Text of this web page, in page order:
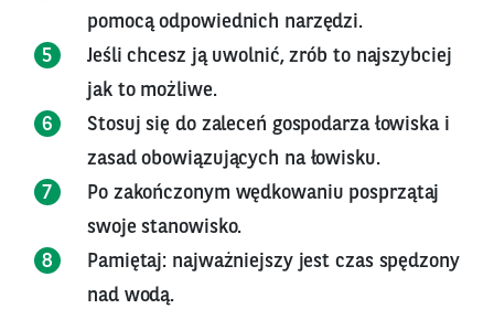
pomocą odpowiednich narzędzi.
Jeśli chcesz ją uwolnić, zrób to najszybciej
jak to możliwe.
Stosuj się do zaleceń gospodarza łowiska i
zasad obowiązujących na łowisku.
Po zakończonym wędkowaniu posprzątaj
swoje stanowisko.
Pamiętaj: najważniejszy jest czas spędzony
nad wodą.